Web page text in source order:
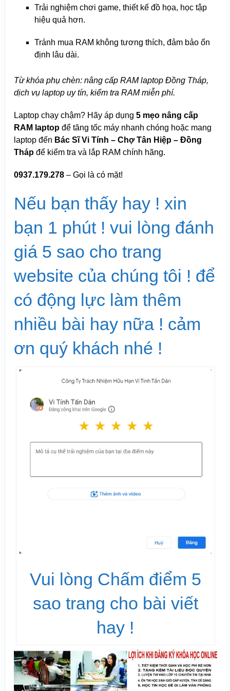
Trải nghiệm chơi game, thiết kế đồ họa, học tập
hiệu quả hơn.
Tránh mua RAM không tương thích, đảm bảo ổn
định lâu dài.
Từ khóa phụ chèn: nâng cấp RAM laptop Đồng Tháp,
dịch vụ laptop uy tín, kiểm tra RAM miễn phí.
Laptop chạy chậm? Hãy áp dụng 5 mẹo nâng cấp
RAM laptopđể tăng tốc máy nhanh chóng hoặc mang
laptop đến Bác Sĩ Vi Tính – Chợ Tân Hiệp – Đồng
Thápđể kiểm tra và lắp RAM chính hãng.
0937.179.278– Gọi là có mặt!
Nếu bạn thấy hay ! xin
bạn 1 phút ! vui lòng đánh
giá 5 sao cho trang
website của chúng tôi ! để
có động lực làm thêm
nhiều bài hay nữa ! cảm
ơn quý khách nhé !
Vui lòng Chấm điểm 5
sao trang cho bài viết
hay !